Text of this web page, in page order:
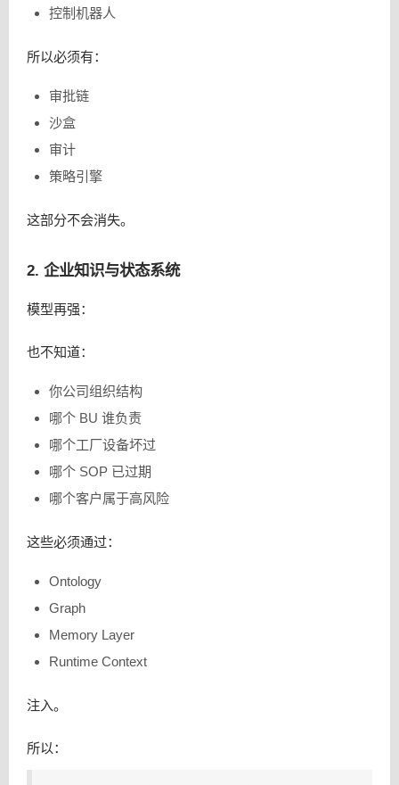
控制机器人
所以必须有：
审批链
沙盒
审计
策略引擎
这部分不会消失。
2. 企业知识与状态系统
模型再强：
也不知道：
你公司组织结构
哪个 BU 谁负责
哪个工厂设备坏过
哪个 SOP 已过期
哪个客户属于高风险
这些必须通过：
Ontology
Graph
Memory Layer
Runtime Context
注入。
所以：